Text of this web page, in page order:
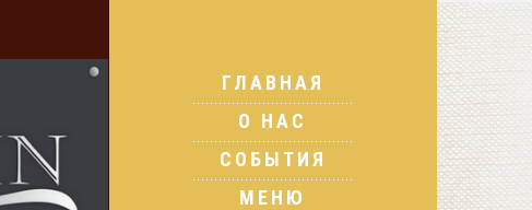
ГЛАВНАЯ
О НАС
СОБЫТИЯ
МЕНЮ